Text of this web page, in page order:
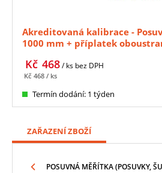
Akreditovaná kalibrace -
1000 mm + příplatek
468
Kč / ks bez DPH
468
Kč / ks
Termín dodání: 1 týden
ZAŘAZENÍ ZBOŽÍ
POSUVNÁ MĚŘÍTKA (POSUVKY,